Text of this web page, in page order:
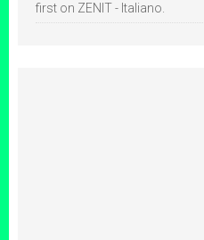
first on ZENIT - Italiano.